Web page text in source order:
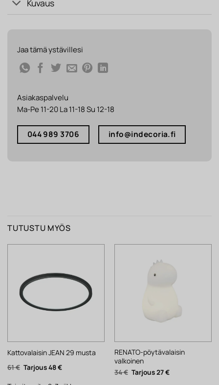
Kuvaus
Jaa tämä ystävillesi
Asiakaspalvelu
Ma-Pe 11-20 La 11-18 Su 12-18
044 989 3706 info@indecoria.fi
TUTUSTU MYÖS
Kattovalaisin JEAN 29 musta
61€ Alkuperäinen
hinta
48€Nykyinen
RENATO-pöytävalaisin
valkoinen
34€ Alkuperäinen
hinta
27€Nykyinen